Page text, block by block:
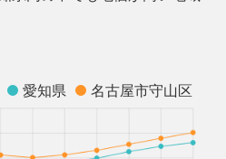
愛知県 名古屋市守山区